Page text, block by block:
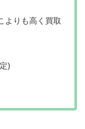
よりも高く買取
)